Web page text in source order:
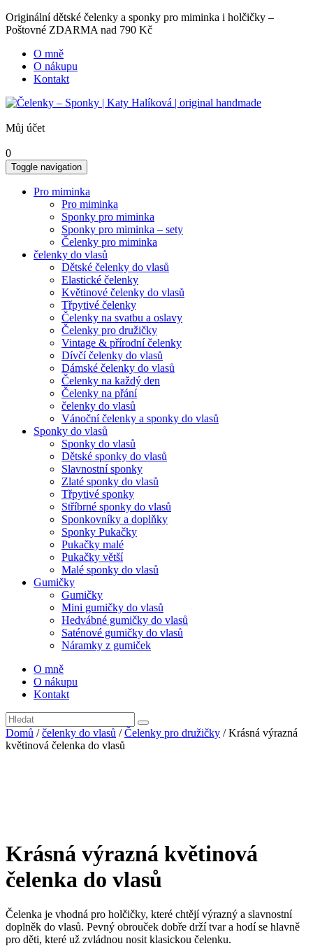
Originální dětské čelenky a sponky pro miminka i holčičky –
Poštovné ZDARMA nad 790 Kč
O mně
O nákupu
Kontakt
Můj účet
0
Toggle navigation
Pro miminka
Pro miminka
Sponky pro miminka
Sponky pro miminka – sety
Čelenky pro miminka
čelenky do vlasů
Dětské čelenky do vlasů
Elastické čelenky
Květinové čelenky do vlasů
Třpytivé čelenky
Čelenky na svatbu a oslavy
Čelenky pro družičky
Vintage & přírodní čelenky
Dívčí čelenky do vlasů
Dámské čelenky do vlasů
Čelenky na každý den
Čelenky na přání
čelenky do vlasů
Vánoční čelenky a sponky do vlasů
Sponky do vlasů
Sponky do vlasů
Dětské sponky do vlasů
Slavnostní sponky
Zlaté sponky do vlasů
Třpytivé sponky
Stříbrné sponky do vlasů
Sponkovníky a doplňky
Sponky Pukačky
Pukačky malé
Pukačky větší
Malé sponky do vlasů
Gumičky
Gumičky
Mini gumičky do vlasů
Hedvábné gumičky do vlasů
Saténové gumičky do vlasů
Náramky z gumiček
O mně
O nákupu
Kontakt
Domů /čelenky do vlasů /Čelenky pro družičky / Krásná výrazná
květinová čelenka do vlasů
Krásná výrazná květinová
čelenka do vlasů
Čelenka je vhodná pro holčičky, které chtějí výrazný a slavnostní
doplněk do vlasů. Pevný obrouček dobře drží tvar a hodí se hlavně
pro děti, které už zvládnou nosit klasickou čelenku.